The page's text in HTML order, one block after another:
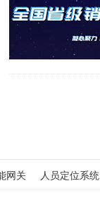
网关 人员定位系统